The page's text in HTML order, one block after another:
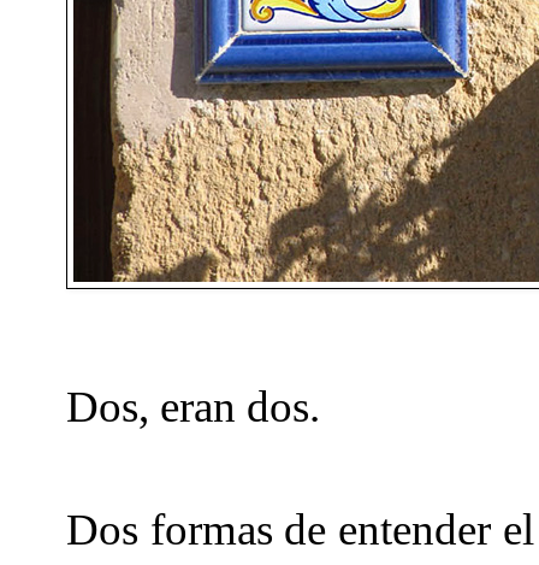
Dos, eran dos.
Dos formas de entender